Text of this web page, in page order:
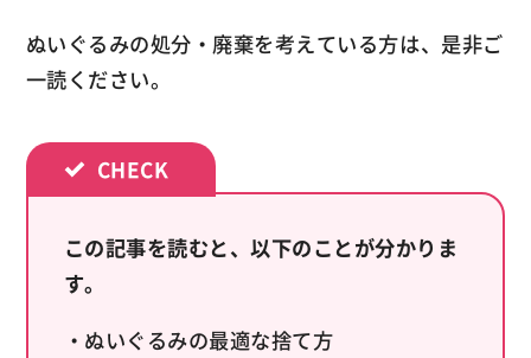
ぬいぐるみの処分・廃棄を考えている方は、是非ご
一読ください。
この記事を読むと、以下のことが分かりま
す。
・ぬいぐるみの最適な捨て方